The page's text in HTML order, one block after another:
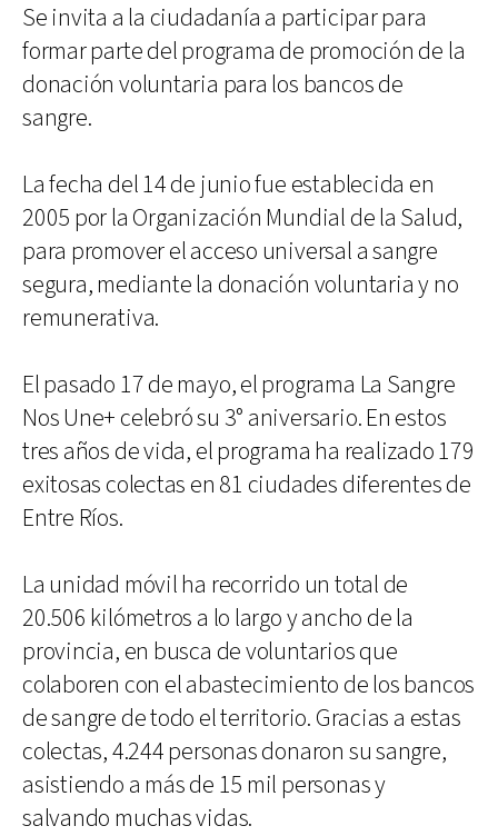
Se invita a la ciudadanía a participar para
formar parte del programa de promoción de la
donación voluntaria para los bancos de
sangre.
La fecha del 14 de junio fue establecida en
2005 por la Organización Mundial de la Salud,
para promover el acceso universal a sangre
segura, mediante la donación voluntaria y no
remunerativa.
El pasado 17 de mayo, el programa La Sangre
Nos Une+ celebró su 3° aniversario. En estos
tres años de vida, el programa ha realizado 179
exitosas colectas en 81 ciudades diferentes de
Entre Ríos.
La unidad móvil ha recorrido un total de
20.506 kilómetros a lo largo y ancho de la
provincia, en busca de voluntarios que
colaboren con el abastecimiento de los bancos
de sangre de todo el territorio. Gracias a estas
colectas, 4.244 personas donaron su sangre,
asistiendo a más de 15 mil personas y
salvando muchas vidas.